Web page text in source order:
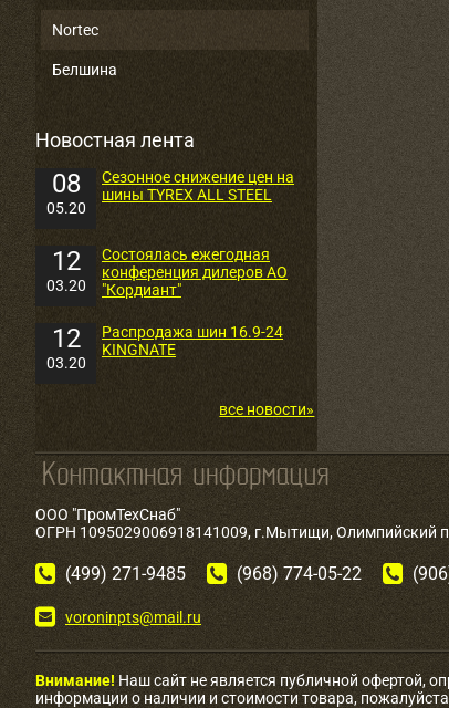
Nortec
Белшина
Новостная лента
08
05.20
Сезонное снижение цен на
шины TYREX ALL STEEL
12
03.20
Состоялась ежегодная
конференция дилеров АО
"Кордиант"
12
03.20
Распродажа шин 16.9-24
KINGNATE
все новости»
ООО "ПромТехСнаб"
ОГРН 1095029006918141009, г.Мытищи, Олимпийский
(499) 271-9485 (968) 774-05-22
voroninpts@mail.ru
Внимание! Наш сайт не является публичной офертой,
информации о наличии и стоимости товара,